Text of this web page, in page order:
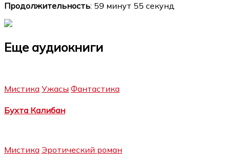
Продолжительность: 59 минут 55 секунд
Еще аудиокниги
Мистика Ужасы Фантастика
Бухта Калибан
Мистика Эротический роман